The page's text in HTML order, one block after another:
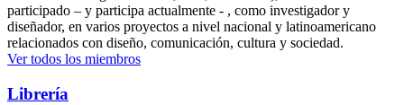
participado – y participa actualmente - , como investigador y
diseñador, en varios proyectos a nivel nacional y latinoamericano
relacionados con diseño, comunicación, cultura y sociedad.
Ver todos los miembros
Librería